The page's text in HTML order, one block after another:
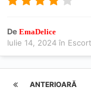
De EmaDelice
Iulie 14, 2024 în
ANTERIOARĂ